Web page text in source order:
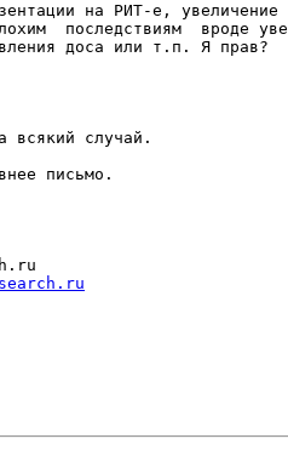
на РИТ-е, увеличение
последствиям  вроде
доса или т.п. Я прав?
всякий случай.
письмо.